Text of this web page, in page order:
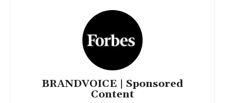
BRANDVOICE | Sponsored
Content